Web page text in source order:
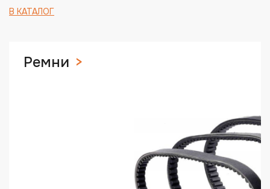
В КАТАЛОГ
Ремни